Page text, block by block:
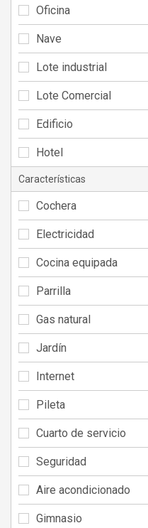
Oficina
Nave
Lote industrial
Lote Comercial
Edificio
Hotel
Características
Cochera
Electricidad
Cocina equipada
Parrilla
Gas natural
Jardín
Internet
Pileta
Cuarto de servicio
Seguridad
Aire acondicionado
Gimnasio